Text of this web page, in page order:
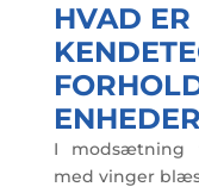
HVAD
I modsætning
med vinger